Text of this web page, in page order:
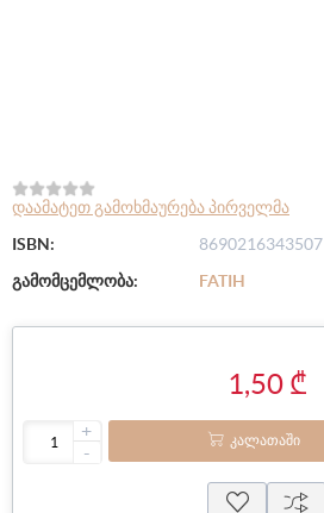
დაამატეთ გამოხმაურება პირველმა
ISBN:
8690216343507
გამომცემლობა:
FATIH
1,50 ₾
+
-
ᲙᲐᲚᲐᲗᲐᲨᲘ